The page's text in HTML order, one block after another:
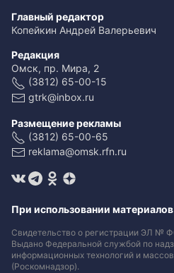
Главный редактор
Копейкин Андрей Валерьевич
Редакция
Омск, пр. Мира, 2
(3812) 65-00-15
gtrk@inbox.ru
Размещение рекламы
(3812) 65-00-65
reklama@omsk.rfn.ru
При использовании
Свидетельство о регистрации ЭЛ №
Выдано Федеральной службой по
информационных технологий и
(Роскомнадзор).